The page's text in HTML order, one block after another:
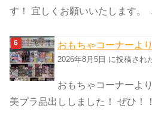
す！ 宜しくお願いいたします。
おもちゃコーナーよ
2026年8月5日 に投稿され
おもちゃコーナーよ
美プラ品出ししました！ ぜひ！！